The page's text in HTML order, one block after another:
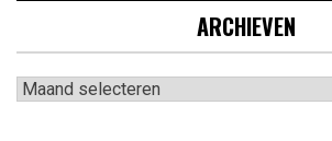
ARCHIEVEN
Archieven